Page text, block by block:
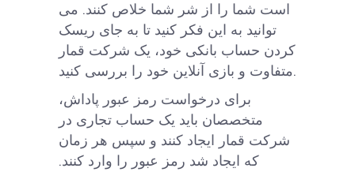
است شما را از شر شما خلاص کنند. می
توانید به این فکر کنید تا به جای ریسک
کردن حساب بانکی خود، یک شرکت قمار
متفاوت و بازی آنلاین خود را بررسی کنید.
برای درخواست رمز عبور پاداش،
متخصصان باید یک حساب تجاری در
شرکت قمار ایجاد کنند و سپس هر زمان
که ایجاد شد رمز عبور را وارد کنند.